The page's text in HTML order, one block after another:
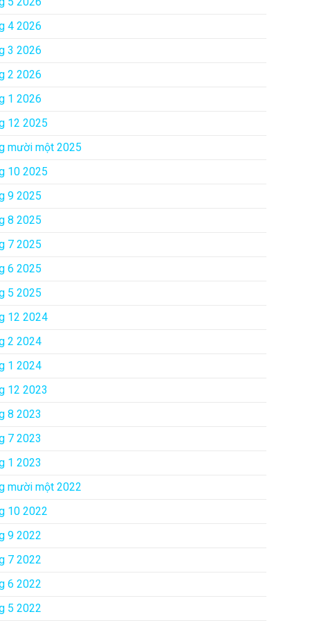
4 2026
3 2026
2 2026
1 2026
12 2025
mười một 2025
10 2025
9 2025
8 2025
7 2025
6 2025
5 2025
12 2024
2 2024
1 2024
12 2023
8 2023
7 2023
1 2023
mười một 2022
10 2022
9 2022
7 2022
6 2022
5 2022